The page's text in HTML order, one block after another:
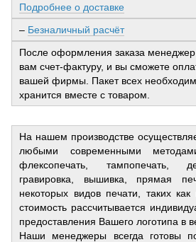
Подробнее о доставке
– Безналичный расчёт
После оформления заказа
вам счет-фактуру, и вы сможете
вашей фирмы. Пакет всех
хранится вместе с товаром.
На нашем производстве
любыми современными
флексопечать, тампопечать,
гравировка, вышивка, прямая
некоторых видов печати, таких
стоимость рассчитывается
предоставления Вашего логотипа в
Наши менеджеры всегда готовы